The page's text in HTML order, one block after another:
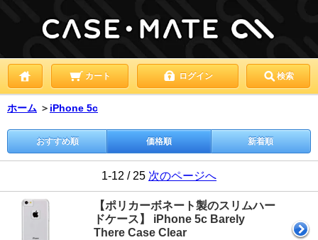
カート ログイン 検索
ホーム ＞ iPhone 5c
おすすめ順 価格順 新着順
1-12 / 25 次のページへ
【ポリカーボネート製のスリムハー
ドケース】 iPhone 5c Barely
There Case Clear